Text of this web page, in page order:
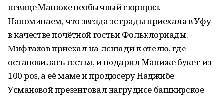
певице Маниже необычный сюрприз.
Напоминаем, что звезда эстрады приехала в Уфу
в качестве почётной гостьи Фольклориады.
Мифтахов приехал на лошади к отелю, где
остановилась гостья, и подарил Маниже букет из
100 роз, а её маме и продюсеру Наджибе
Усмановой презентовал нагрудное башкирское